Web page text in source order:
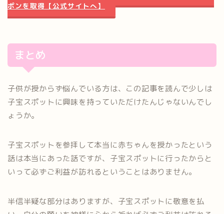
ポンを取得【公式サイトへ】
まとめ
子供が授からず悩んでいる方は、この記事を読んで少しは
子宝スポットに興味を持っていただけたんじゃないんでし
ょうか。
子宝スポットを参拝して本当に赤ちゃんを授かったという
話は本当にあった話ですが、子宝スポットに行ったからと
いって必ずご利益が訪れるということはありません。
半信半疑な部分はありますが、子宝スポットに敬意を払